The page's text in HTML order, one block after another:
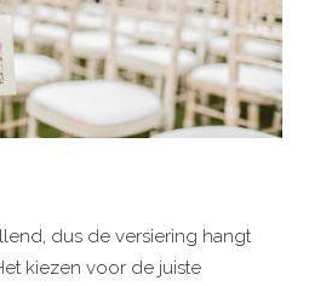
dus de versiering hangt
kiezen voor de juiste